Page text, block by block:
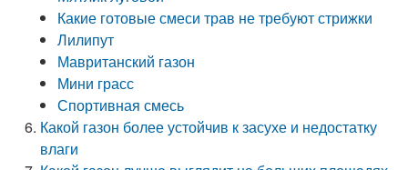
Какие готовые смеси трав не требуют стрижки
Лилипут
Мавританский газон
Мини грасс
Спортивная смесь
Какой газон более устойчив к засухе и недостатку
влаги